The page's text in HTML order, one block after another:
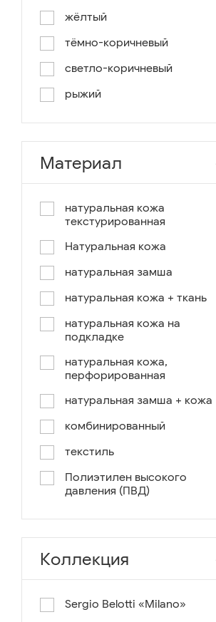
жёлтый
тёмно-коричневый
светло-коричневый
рыжий
серо-коричневый
светло-голубой
чёрный-коричневый
комбинированный
коричнево-зеленый
коричневый-синий
коричневый/светло-
коричневый /ручное окраш.-
синий/черный
коричневый /ручное окраш.-
Материал
натуральная кожа
текстурированная
Натуральная кожа
натуральная замша
натуральная кожа + ткань
натуральная кожа на
подкладке
натуральная кожа,
перфорированная
натуральная замша + кожа
комбинированный
текстиль
Полиэтилен высокого
давления (ПВД)
нейлон+ткань
Коллекция
Sergio Belotti «Milano»